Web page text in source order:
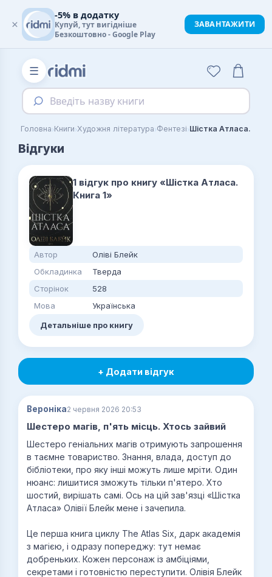
☰
Введіть назву книги
Головна›Книги›Художня література›Фентезі›Шістка Атласа.
Відгуки
1 відгук про книгу «Шістка Атласа.
Книга 1»
Автор
Оліві Блейк
Обкладинка
Тверда
Сторінок
528
Мова
Українська
Детальніше про книгу
+ Додати відгук
Вероніка2 червня 2026 20:53
Шестеро магів, п'ять місць. Хтось зайвий
Шестеро геніальних магів отримують запрошення
в таємне товариство. Знання, влада, доступ до
бібліотеки, про яку інші можуть лише мріти. Один
нюанс: лишитися зможуть тільки п'ятеро. Хто
шостий, вирішать самі. Ось на цій зав'язці «Шістка
Атласа» Олівії Блейк мене і зачепила.
Це перша книга циклу The Atlas Six, дарк академія
з магією, і одразу попереджу: тут немає
добреньких. Кожен персонаж із амбіціями,
секретами і готовністю переступити. Олівія Блейк
×
-5% в додатку
Купуй, тут вигідніше
Безкоштовно - Google Play
ЗАВАНТАЖИТИ